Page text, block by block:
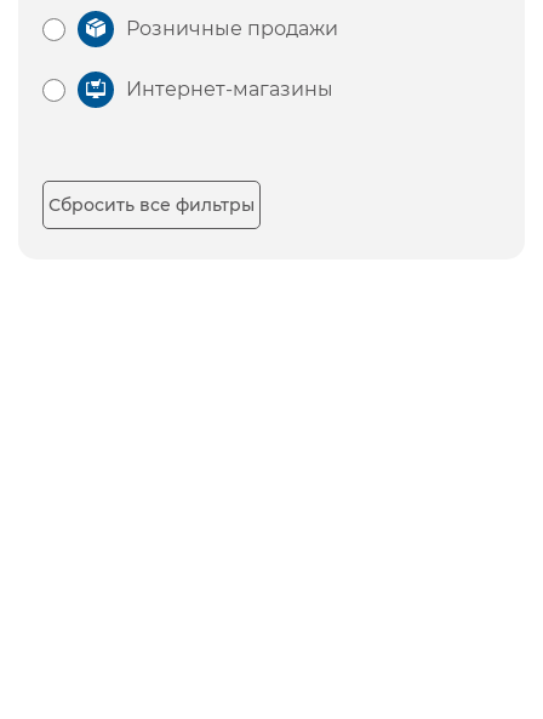
Розничные продажи
Интернет-магазины
Сбросить все фильтры